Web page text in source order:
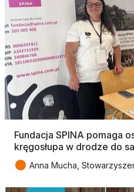
Fundacja SPINA pomaga
kręgosłupa w drodze do
● Anna Mucha,